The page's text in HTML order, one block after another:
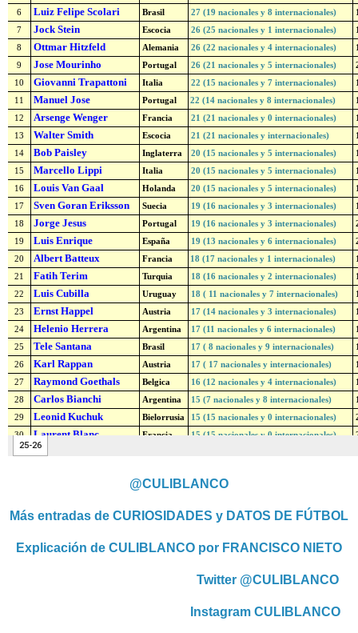
@CULIBLANCO
Más entradas de CURIOSIDADES y DATOS DE FÚTBOL
Explicación de CULIBLANCO por FRANCISCO NIETO
Twitter @CULIBLANCO
Instagram CULIBLANCO